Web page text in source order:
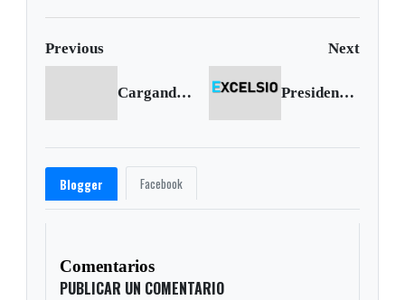
Previous Next
Cargando anterior... Presidente Uribe se reunió co la Secretaria de Estado de Estados Unidos
Blogger Facebook
Comentarios
PUBLICAR UN COMENTARIO